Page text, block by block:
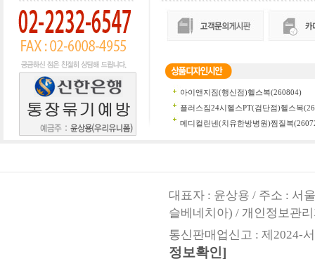
대표자 : 윤상용 / 주소 : 서
슬베네치아) / 개인정보관
통신판매업신고 : 제2024-
정보확인]